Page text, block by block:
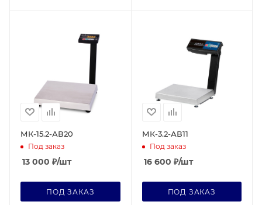
МК-15.2-АВ20
Под заказ
13 000 ₽/шт
ПОД ЗАКАЗ
МК-3.2-АВ11
Под заказ
16 600 ₽/шт
ПОД ЗАКАЗ